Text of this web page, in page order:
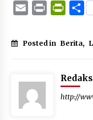
Email Print
Posted in Berita,
http://